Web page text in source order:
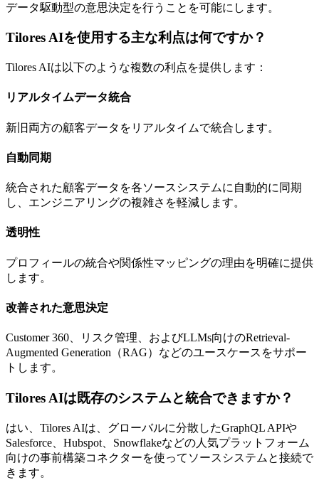
データ駆動型の意思決定を行うことを可能にします。
Tilores AIを使用する主な利点は何ですか？
Tilores AIは以下のような複数の利点を提供します：
リアルタイムデータ統合
新旧両方の顧客データをリアルタイムで統合します。
自動同期
統合された顧客データを各ソースシステムに自動的に同期
し、エンジニアリングの複雑さを軽減します。
透明性
プロフィールの統合や関係性マッピングの理由を明確に提供
します。
改善された意思決定
Customer 360、リスク管理、およびLLMs向けのRetrieval-
Augmented Generation（RAG）などのユースケースをサポー
トします。
Tilores AIは既存のシステムと統合できますか？
はい、Tilores AIは、グローバルに分散したGraphQL APIや
Salesforce、Hubspot、Snowflakeなどの人気プラットフォーム
向けの事前構築コネクターを使ってソースシステムと接続で
きます。